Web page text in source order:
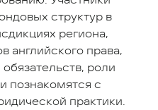
структур в
региона,
английского права,
роли
познакомятся с
практики.